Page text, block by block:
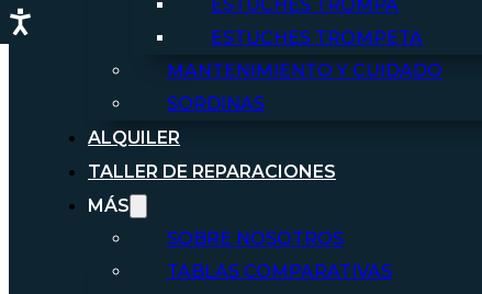
ESTUCHES TROMPA
ESTUCHES TROMPETA
MANTENIMIENTO Y CUIDADO
SORDINAS
ALQUILER
TALLER DE REPARACIONES
MÁS
SOBRE NOSOTROS
TABLAS COMPARATIVAS